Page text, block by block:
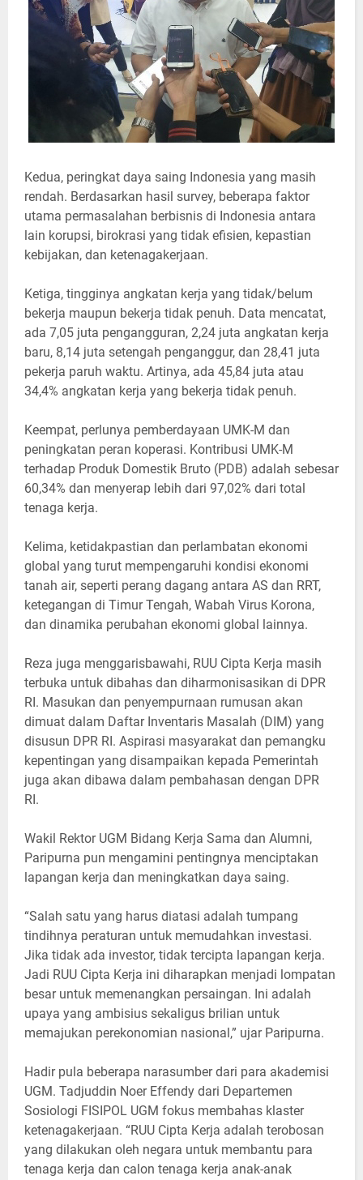
Kedua, peringkat daya saing Indonesia yang masih
rendah. Berdasarkan hasil survey, beberapa faktor
utama permasalahan berbisnis di Indonesia antara
lain korupsi, birokrasi yang tidak efisien, kepastian
kebijakan, dan ketenagakerjaan.
Ketiga, tingginya angkatan kerja yang tidak/belum
bekerja maupun bekerja tidak penuh. Data mencatat,
ada 7,05 juta pengangguran, 2,24 juta angkatan kerja
baru, 8,14 juta setengah penganggur, dan 28,41 juta
pekerja paruh waktu. Artinya, ada 45,84 juta atau
34,4% angkatan kerja yang bekerja tidak penuh.
Keempat, perlunya pemberdayaan UMK-M dan
peningkatan peran koperasi. Kontribusi UMK-M
terhadap Produk Domestik Bruto (PDB) adalah sebesar
60,34% dan menyerap lebih dari 97,02% dari total
tenaga kerja.
Kelima, ketidakpastian dan perlambatan ekonomi
global yang turut mempengaruhi kondisi ekonomi
tanah air, seperti perang dagang antara AS dan RRT,
ketegangan di Timur Tengah, Wabah Virus Korona,
dan dinamika perubahan ekonomi global lainnya.
Reza juga menggarisbawahi, RUU Cipta Kerja masih
terbuka untuk dibahas dan diharmonisasikan di DPR
RI. Masukan dan penyempurnaan rumusan akan
dimuat dalam Daftar Inventaris Masalah (DIM) yang
disusun DPR RI. Aspirasi masyarakat dan pemangku
kepentingan yang disampaikan kepada Pemerintah
juga akan dibawa dalam pembahasan dengan DPR
RI.
Wakil Rektor UGM Bidang Kerja Sama dan Alumni,
Paripurna pun mengamini pentingnya menciptakan
lapangan kerja dan meningkatkan daya saing.
“Salah satu yang harus diatasi adalah tumpang
tindihnya peraturan untuk memudahkan investasi.
Jika tidak ada investor, tidak tercipta lapangan kerja.
Jadi RUU Cipta Kerja ini diharapkan menjadi lompatan
besar untuk memenangkan persaingan. Ini adalah
upaya yang ambisius sekaligus brilian untuk
memajukan perekonomian nasional,” ujar Paripurna.
Hadir pula beberapa narasumber dari para akademisi
UGM. Tadjuddin Noer Effendy dari Departemen
Sosiologi FISIPOL UGM fokus membahas klaster
ketenagakerjaan. “RUU Cipta Kerja adalah terobosan
yang dilakukan oleh negara untuk membantu para
tenaga kerja dan calon tenaga kerja anak-anak